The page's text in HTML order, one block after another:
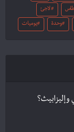
لاجئ
وحدة يوميات